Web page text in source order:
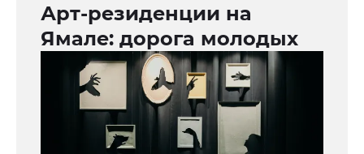
Арт-резиденции на
Ямале: дорога молодых